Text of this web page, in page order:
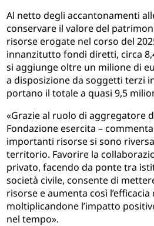
Al netto degli accantonamenti
conservare il valore del
risorse erogate nel corso del
innanzitutto fondi diretti, circa
si aggiunge oltre un milione di
a disposizione da soggetti terzi
portano il totale a quasi 9,5
«Grazie al ruolo di aggregatore
Fondazione esercita –
importanti risorse si sono
territorio. Favorire la
privato, facendo da ponte tra
società civile, consente di
risorse e aumenta così
moltiplicandone l’impatto
nel tempo».